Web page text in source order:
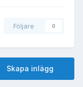
Följare 0
Skapa inlägg